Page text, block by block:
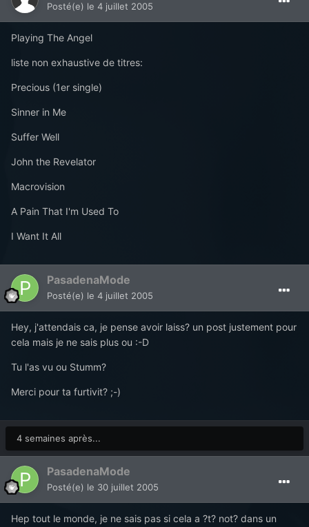
Posté(e) le 4 juillet 2005
Playing The Angel
liste non exhaustive de titres:
Precious (1er single)
Sinner in Me
Suffer Well
John the Revelator
Macrovision
A Pain That I'm Used To
I Want It All
PasadenaMode
Posté(e) le 4 juillet 2005
Hey, j'attendais ca, je pense avoir laiss? un post justement pour
cela mais je ne sais plus ou :-D
Tu l'as vu ou Stumm?
Merci pour ta furtivit? ;-)
4 semaines après...
PasadenaMode
Posté(e) le 30 juillet 2005
Hep tout le monde, je ne sais pas si cela a ?t? not? dans un